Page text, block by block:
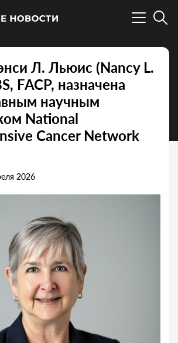
Л. Льюис (Nancy L.
FACP, назначена
научным
National
Cancer Network
2026